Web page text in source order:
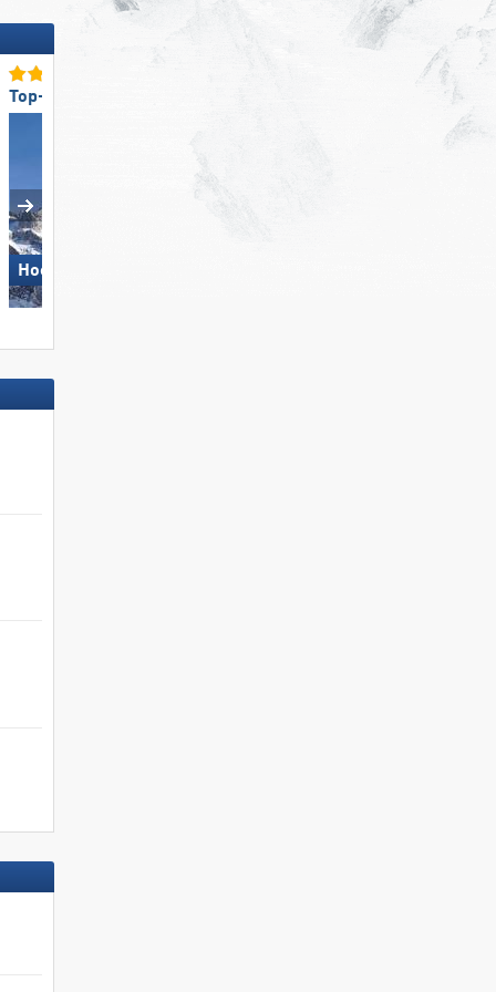
Top-Lifte/Bahnen
Hochkönig
Top-Schneesicherheit